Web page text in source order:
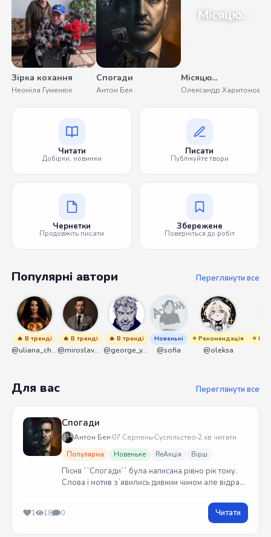
Зірка кохання
Неоніла Гуменюк
Спогади
Антон Бек
Місяцю...
Місяцю...
Олександр Харитонов
Читати
Добірки, новинки
Писати
Публікуйте твори
Чернетки
Продовжіть писати
Збережене
Поверніться до робіт
Популярні автори Переглянути все
🔥 В тренді
@uliana_chernenko
🔥 В тренді
@miroslavmaniyk
🔥 В тренді
@george_y_lawlett
Новенькі
@sofia
⭐ Рекомендація
@oleksa
⭐
Для вас Переглянути все
Спогади
Антон Бек 07 Серпень Суспільство 2 хв читати
Популярна Новеньке ReАкція Вірш
Пісня ``Спогади`` була написана рівно рік тому.
Слова і мотив зʼявились дивним чином але відразу
1 18 0 Читати